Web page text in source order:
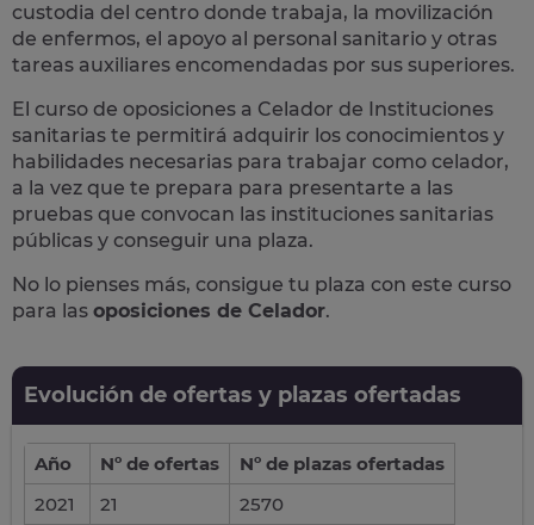
custodia del centro donde trabaja, la movilización
de enfermos, el apoyo al personal sanitario y otras
tareas auxiliares encomendadas por sus superiores.
El curso de oposiciones a Celador de Instituciones
sanitarias te permitirá adquirir los conocimientos y
habilidades necesarias para trabajar como celador,
a la vez que te prepara para presentarte a las
pruebas que convocan las instituciones sanitarias
públicas y conseguir una plaza.
No lo pienses más, consigue tu plaza con este curso
para las oposiciones de Celador.
Evolución de ofertas y plazas ofertadas
Año Nº de ofertas
Nº de plazas ofertadas
2021
21 2570